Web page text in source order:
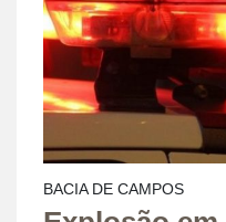
BACIA DE CAMPOS